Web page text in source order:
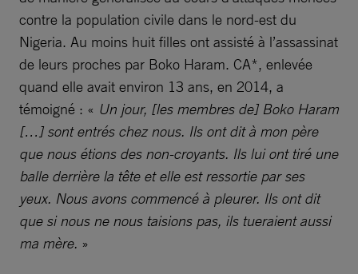
contre la population civile dans le nord-est du
Nigeria. Au moins huit filles ont assisté à l’assassinat
de leurs proches par Boko Haram. CA*, enlevée
quand elle avait environ 13 ans, en 2014, a
témoigné : « Un jour, [les membres de] Boko Haram
[…] sont entrés chez nous. Ils ont dit à mon père
que nous étions des non-croyants. Ils lui ont tiré une
balle derrière la tête et elle est ressortie par ses
yeux. Nous avons commencé à pleurer. Ils ont dit
que si nous ne nous taisions pas, ils tueraient aussi
ma mère. »